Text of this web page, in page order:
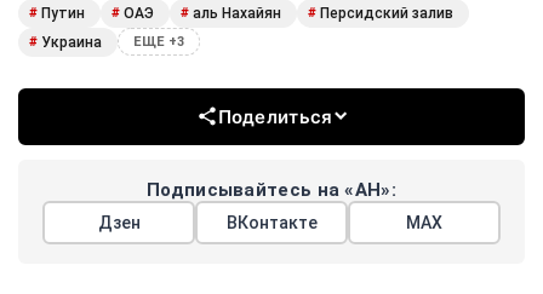
# Путин # ОАЭ # аль Нахайян # Персидский залив
# Украина ЕЩЕ +3
Поделиться
Подписывайтесь на «АН»:
Дзен ВКонтакте МАХ